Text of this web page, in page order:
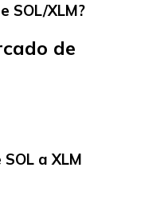
SOL/XLM?
de
a XLM